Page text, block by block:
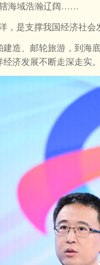
辖海域浩瀚辽阔……
是支撑我国经济社会
、邮轮旅游，到海底
济发展不断走深走实。